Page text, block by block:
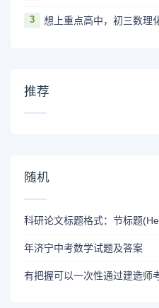
3
推荐
随机
年济宁中考数学试题及答案
有把握可以一次性通过建造师